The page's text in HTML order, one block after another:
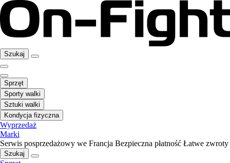
Szukaj
Sprzęt
Sporty walki
Sztuki walki
Kondycja fizyczna
Wyprzedaż
Marki
Serwis posprzedażowy we Francja Bezpieczna płatność Łatwe zwroty
Szukaj